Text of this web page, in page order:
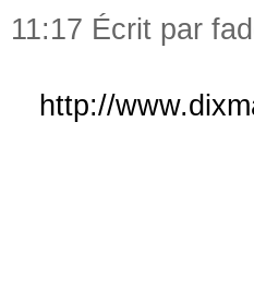
11:17 Écrit par
http://